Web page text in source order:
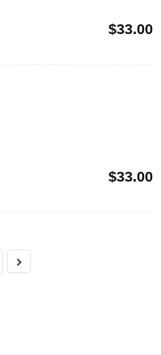
$33.00
$33.00